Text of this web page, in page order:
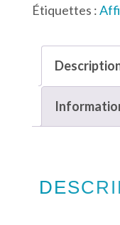
Camoël
Étiquettes :